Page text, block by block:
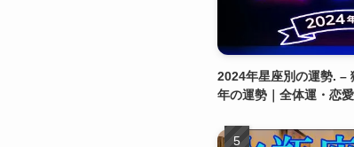
2024年星座別の運勢. –
年の運勢｜全体運・恋